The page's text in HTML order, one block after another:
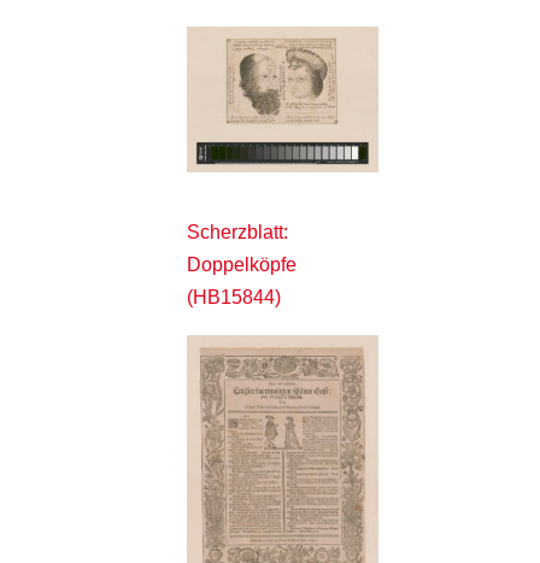
Scherzblatt:
Doppelköpfe
(HB15844)